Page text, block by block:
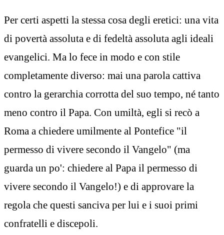
Per certi aspetti la stessa cosa degli eretici: una vita
di povertà assoluta e di fedeltà assoluta agli ideali
evangelici. Ma lo fece in modo e con stile
completamente diverso: mai una parola cattiva
contro la gerarchia corrotta del suo tempo, né tanto
meno contro il Papa. Con umiltà, egli si recò a
Roma a chiedere umilmente al Pontefice "il
permesso di vivere secondo il Vangelo" (ma
guarda un po': chiedere al Papa il permesso di
vivere secondo il Vangelo!) e di approvare la
regola che questi sanciva per lui e i suoi primi
confratelli e discepoli.